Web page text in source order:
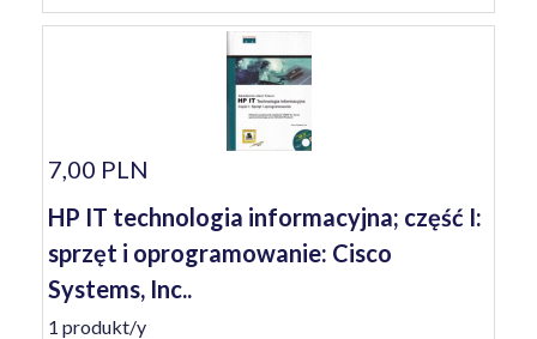
7,00 PLN
HP IT technologia informacyjna; część I:
sprzęt i oprogramowanie: Cisco
Systems, Inc..
1 produkt/y